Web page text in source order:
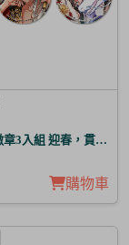
龍馬
章3入組 迎春，貫徹仁
購物車